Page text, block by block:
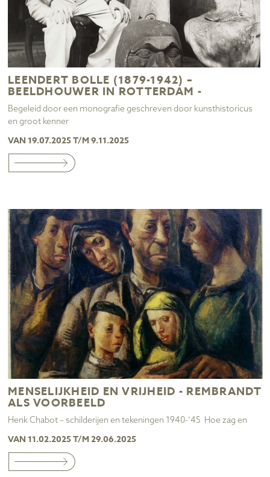
LEENDERT BOLLE (1879-1942) –
BEELDHOUWER IN ROTTERDAM -
Begeleid door een monografie geschreven door kunsthistoricus
en groot kenner
VAN 19.07.2025 T/M 9.11.2025
MENSELIJKHEID EN VRIJHEID - REMBRANDT
ALS VOORBEELD
Henk Chabot – schilderijen en tekeningen 1940-’45 Hoe zag en
VAN 11.02.2025 T/M 29.06.2025